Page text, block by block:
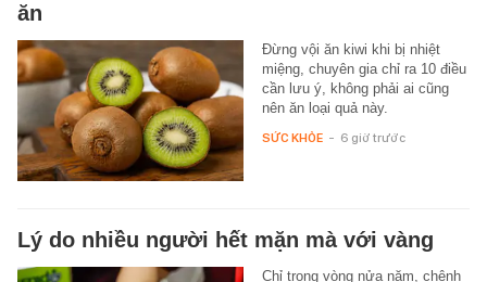
ăn
Đừng vội ăn kiwi khi bị nhiệt
miệng, chuyên gia chỉ ra 10 điều
cần lưu ý, không phải ai cũng
nên ăn loại quả này.
SỨC KHỎE - 6 giờ trước
Lý do nhiều người hết mặn mà với vàng
Chỉ trong vòng nửa năm, chênh